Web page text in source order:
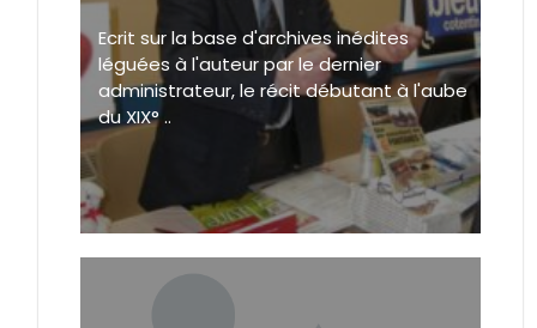
Ecrit sur la base d'archives inédites
léguées à l'auteur par le dernier
administrateur, le récit débutant à l'aube
du XIX° ..